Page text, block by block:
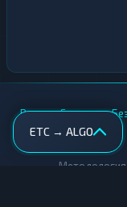
ETC → ALGO
Вики • Города •
Методология